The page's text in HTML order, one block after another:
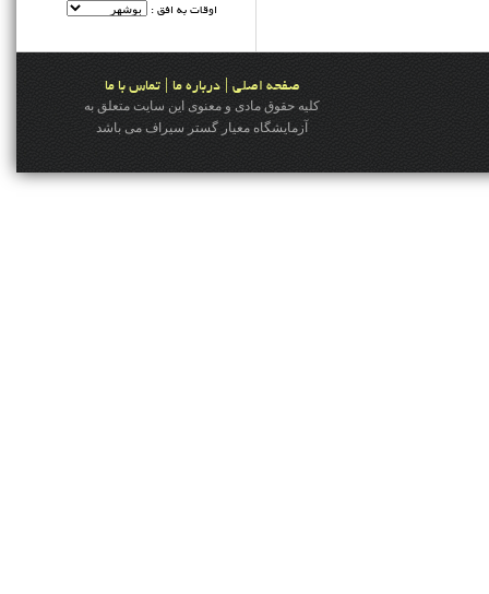
اوقات به افق :
صفحه اصلی |درباره ما |تماس با ما
کلیه حقوق مادی و معنوی این سایت متعلق به
آزمایشگاه معیار گستر سیراف می باشد